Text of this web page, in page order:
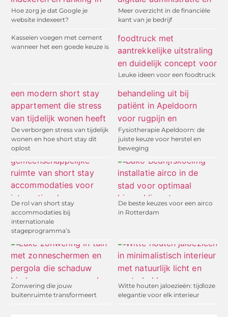
Hoe zorg je dat Google je
website indexeert?
Meer overzicht in de financiële
kant van je bedrijf
Kasseien voegen met cement
wanneer het een goede keuze is
Leuke ideen voor een foodtruck
De verborgen stress van tijdelijk
wonen en hoe short stay dit
oplost
Fysiotherapie Apeldoorn: de
juiste keuze voor herstel en
beweging
De rol van short stay
accommodaties bij
internationale
stageprogramma’s
De beste keuzes voor een airco
in Rotterdam
Zonwering die jouw
buitenruimte transformeert
Witte houten jaloezieën: tijdloze
elegantie voor elk interieur